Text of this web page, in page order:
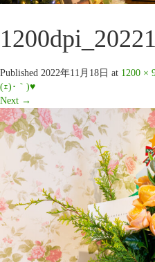
Published 2022年11月18日 at 1200 ×
(ｪ)･｀)♥️
Next →